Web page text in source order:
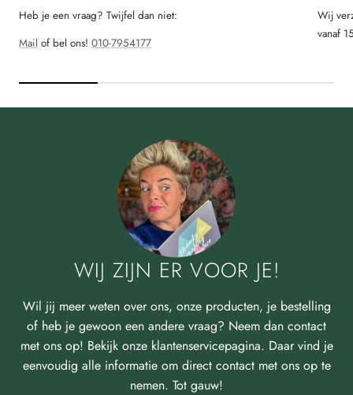
Heb je een vraag? Twijfel dan niet:
Mail of bel ons! 010-7954177
Wij
vanaf
WIJ ZIJN ER VOOR JE!
Wil jij meer weten over ons, onze producten, je bestelling
of heb je gewoon een andere vraag? Neem dan contact
met ons op! Bekijk onze klantenservicepagina. Daar vind je
eenvoudig alle informatie om direct contact met ons op te
nemen. Tot gauw!